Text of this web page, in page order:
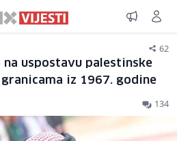
62
na uspostavu palestinske
iz 1967. godine
134